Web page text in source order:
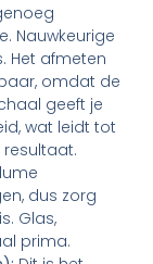
Nauwkeurige
Het afmeten
omdat de
geeft je
wat leidt tot
dus zorg
Glas,
prima.